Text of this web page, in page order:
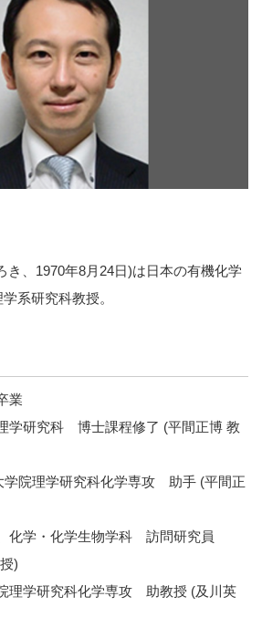
き、1970年8月24日)は日本の有機化学
系研究科教授。
業
学研究科 博士課程修了 (平間正博 教
学院理学研究科化学専攻 助手 (平間正
化学・化学生物学科 訪問研究員
)
理学研究科化学専攻 助教授 (及川英